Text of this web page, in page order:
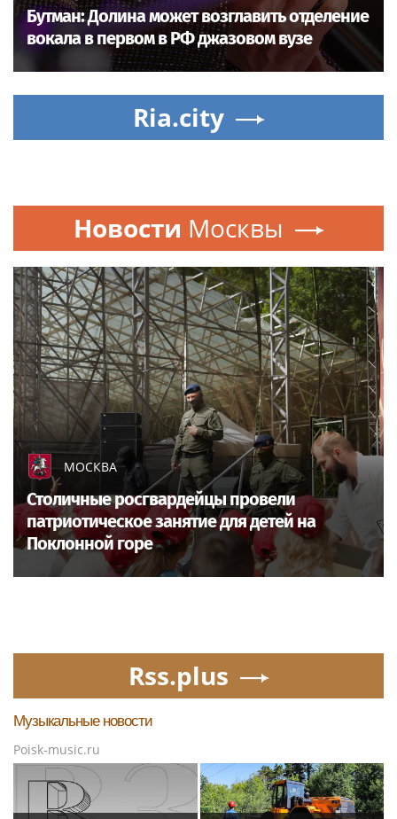
Бутман: Долина может возглавить отделение
вокала в первом в РФ джазовом вузе
Ria.city
Новости Москвы
МОСКВА
Столичные росгвардейцы провели
патриотическое занятие для детей на
Поклонной горе
Rss.plus
Музыкальные новости
Poisk-music.ru